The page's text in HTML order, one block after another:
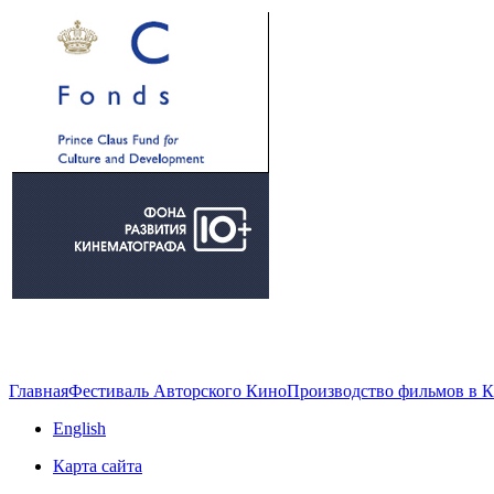
ГлавнаяФестиваль Авторского КиноПроизводство фильмов в
English
Карта сайта